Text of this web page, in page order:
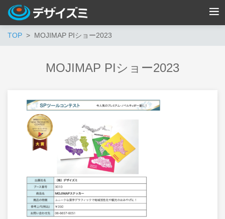
TOP MOJIMAP PIショー2023
MOJIMAP PIショー2023